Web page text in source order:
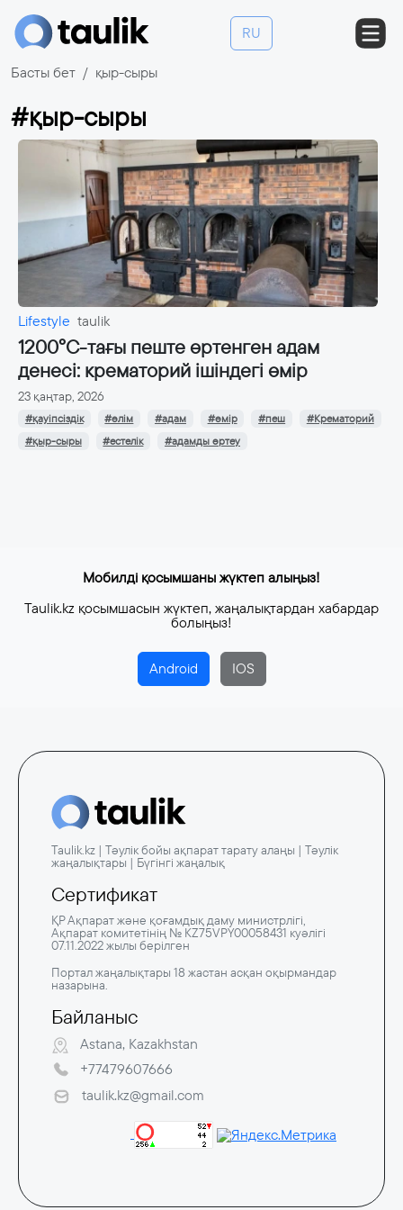
RU
Басты бет қыр-сыры
#қыр-сыры
Lifestyle taulik
1200°C-тағы пеште өртенген адам
денесі: крематорий ішіндегі өмір
23 қаңтар, 2026
#қауіпсіздік #өлім #адам #өмір #пеш
#Крематорий
#қыр-сыры
#естелік #адамды өртеу
Мобилді қосымшаны жүктеп алыңыз!
Taulik.kz қосымшасын жүктеп, жаңалықтардан хабардар
болыңыз!
Android IOS
Taulik.kz | Тәулік бойы ақпарат тарату алаңы | Тәулік
жаңалықтары | Бүгінгі жаңалық
Сертификат
ҚР Ақпарат және қоғамдық даму министрлігі,
Ақпарат комитетінің № KZ75VPY00058431 куәлігі
07.11.2022 жылы берілген
Портал жаңалықтары 18 жастан асқан оқырмандар
назарына.
Байланыс
Astana, Kazakhstan
+77479607666
taulik.kz@gmail.com